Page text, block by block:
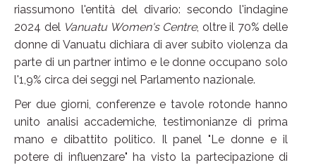
riassumono l'entità del divario: secondo l'indagine
2024 del Vanuatu Women's Centre, oltre il 70% delle
donne di Vanuatu dichiara di aver subito violenza da
parte di un partner intimo e le donne occupano solo
l'1,9% circa dei seggi nel Parlamento nazionale.
Per due giorni, conferenze e tavole rotonde hanno
unito analisi accademiche, testimonianze di prima
mano e dibattito politico. Il panel "Le donne e il
potere di influenzare" ha visto la partecipazione di